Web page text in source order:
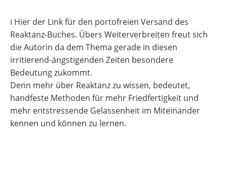
ℹ️ Hier der Link für den portofreien Versand des
Reaktanz-Buches. Übers Weiterverbreiten freut sich
die Autorin da dem Thema gerade in diesen
irritierend-ängstigenden Zeiten besondere
Bedeutung zukommt.
Denn mehr über Reaktanz zu wissen, bedeutet,
handfeste Methoden für mehr Friedfertigkeit und
mehr entstressende Gelassenheit im Miteinander
kennen und können zu lernen.